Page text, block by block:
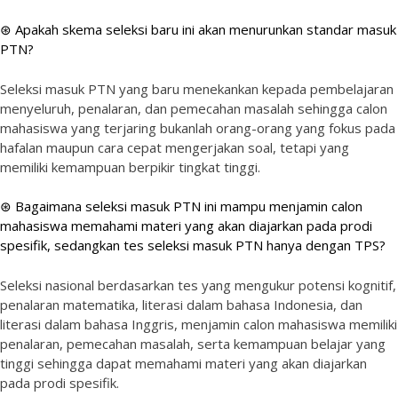
⊛ Apakah skema seleksi baru ini akan menurunkan standar masuk
PTN?
Seleksi masuk PTN yang baru menekankan kepada pembelajaran
menyeluruh, penalaran, dan pemecahan masalah sehingga calon
mahasiswa yang terjaring bukanlah orang-orang yang fokus pada
hafalan maupun cara cepat mengerjakan soal, tetapi yang
memiliki kemampuan berpikir tingkat tinggi.
⊛ Bagaimana seleksi masuk PTN ini mampu menjamin calon
mahasiswa memahami materi yang akan diajarkan pada prodi
spesifik, sedangkan tes seleksi masuk PTN hanya dengan TPS?
Seleksi nasional berdasarkan tes yang mengukur potensi kognitif,
penalaran matematika, literasi dalam bahasa Indonesia, dan
literasi dalam bahasa Inggris, menjamin calon mahasiswa memiliki
penalaran, pemecahan masalah, serta kemampuan belajar yang
tinggi sehingga dapat memahami materi yang akan diajarkan
pada prodi spesifik.